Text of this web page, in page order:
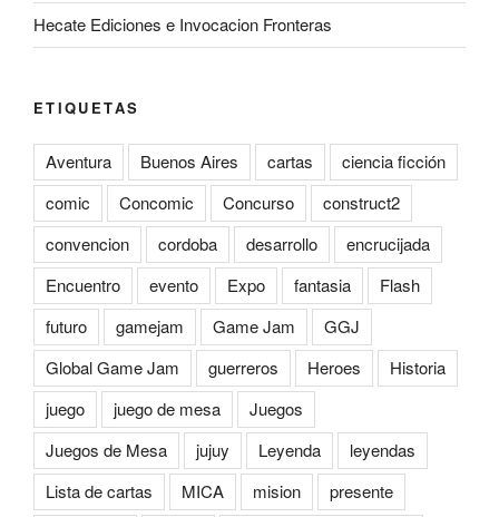
Hecate Ediciones e Invocacion Fronteras
ETIQUETAS
Aventura Buenos Aires cartas
ciencia ficción
comic
Concomic Concurso
construct2
convencion
cordoba desarrollo
encrucijada
Encuentro
evento Expo fantasia
Flash
futuro
gamejam Game Jam
GGJ
Global Game Jam
guerreros Heroes
Historia
juego
juego de mesa
Juegos
Juegos de Mesa
jujuy Leyenda
leyendas
Lista de cartas
MICA mision presente